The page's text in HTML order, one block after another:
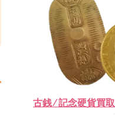
古銭 ⁄ 記念硬貨買取